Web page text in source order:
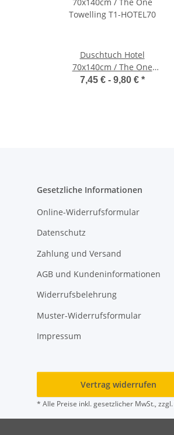
Duschtuch Hotel
70x140cm / The One
Towelling T1-HOTEL70
7,45 € - 9,80 € *
Gesetzliche Informationen
Online-Widerrufsformular
Datenschutz
Zahlung und Versand
AGB und Kundeninformationen
Widerrufsbelehrung
Muster-Widerrufsformular
Impressum
Vertrag widerrufen
* Alle Preise inkl. gesetzlicher MwSt., zzgl.